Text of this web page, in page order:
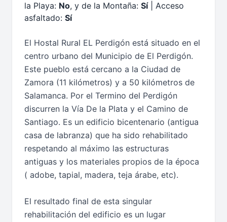
la Playa: No, y de la Montaña: Sí| Acceso
asfaltado: Sí
El Hostal Rural EL Perdigón está situado en el
centro urbano del Municipio de El Perdigón.
Este pueblo está cercano a la Ciudad de
Zamora (11 kilómetros) y a 50 kilómetros de
Salamanca. Por el Termino del Perdigón
discurren la Vía De la Plata y el Camino de
Santiago. Es un edificio bicentenario (antigua
casa de labranza) que ha sido rehabilitado
respetando al máximo las estructuras
antiguas y los materiales propios de la época
( adobe, tapial, madera, teja árabe, etc).
El resultado final de esta singular
rehabilitación del edificio es un lugar